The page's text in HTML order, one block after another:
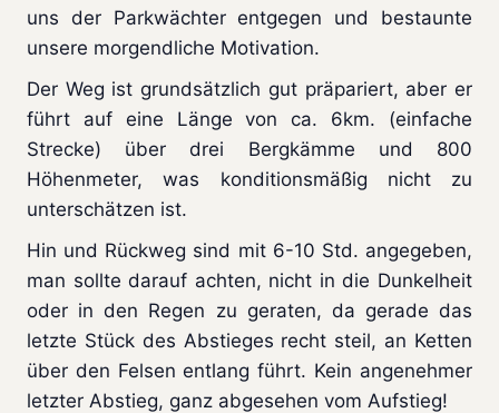
uns der Parkwächter entgegen und bestaunte
unsere morgendliche Motivation.
Der Weg ist grundsätzlich gut präpariert, aber er
führt auf eine Länge von ca. 6km. (einfache
Strecke) über drei Bergkämme und 800
Höhenmeter, was konditionsmäßig nicht zu
unterschätzen ist.
Hin und Rückweg sind mit 6-10 Std. angegeben,
man sollte darauf achten, nicht in die Dunkelheit
oder in den Regen zu geraten, da gerade das
letzte Stück des Abstieges recht steil, an Ketten
über den Felsen entlang führt. Kein angenehmer
letzter Abstieg, ganz abgesehen vom Aufstieg!